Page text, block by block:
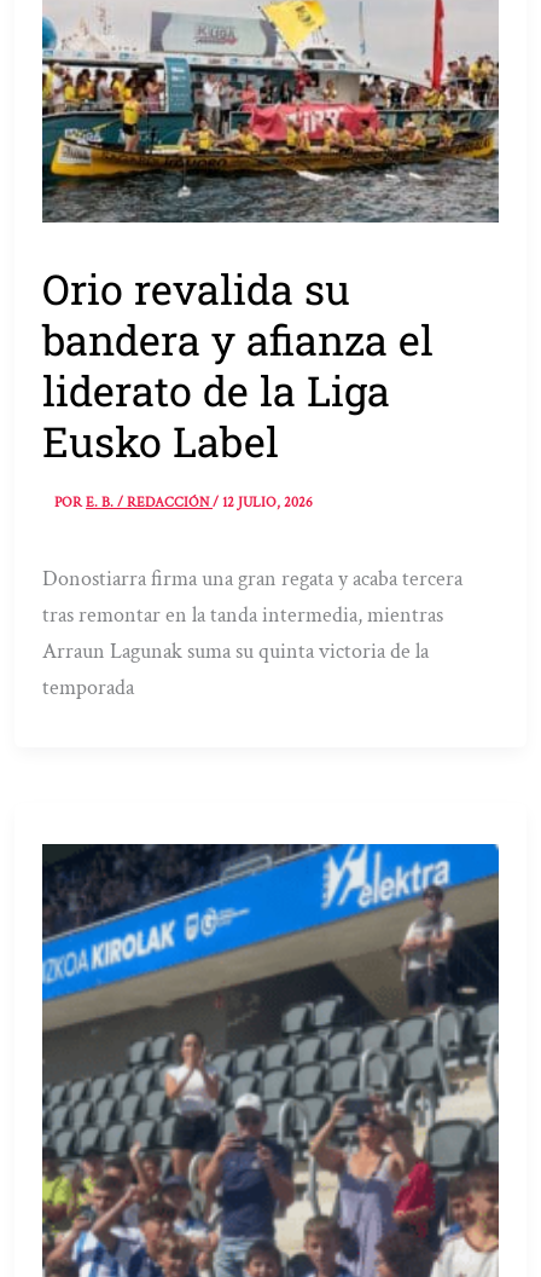
Orio revalida su
bandera y afianza el
liderato de la Liga
Eusko Label
PORE. B. / REDACCIÓN/12 JULIO, 2026
Donostiarra firma una gran regata y acaba tercera
tras remontar en la tanda intermedia, mientras
Arraun Lagunak suma su quinta victoria de la
temporada